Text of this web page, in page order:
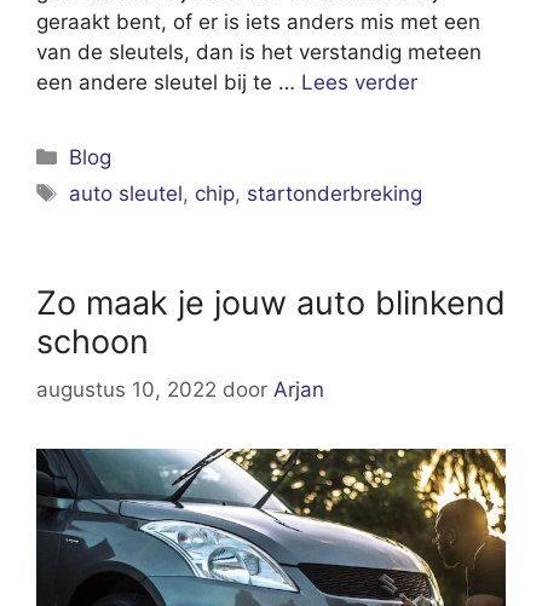
geraakt bent, of er is iets anders mis met een
van de sleutels, dan is het verstandig meteen
een andere sleutel bij te … Lees verder
Categorieën
Blog
Tags
auto sleutel, chip, startonderbreking
Zo maak je jouw auto blinkend
schoon
augustus 10, 2022 door Arjan